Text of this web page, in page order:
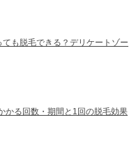
も脱毛できる？デリケートゾー
かる回数・期間と1回の脱毛効果